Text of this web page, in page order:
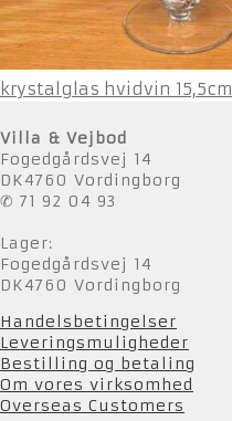
krystalglas hvidvin 15,5cm
Villa & Vejbod
Fogedgårdsvej 14
DK4760 Vordingborg
✆ 71 92 04 93
Lager:
Fogedgårdsvej 14
DK4760 Vordingborg
Handelsbetingelser
Leveringsmuligheder
Bestilling og betaling
Om vores virksomhed
Overseas Customers